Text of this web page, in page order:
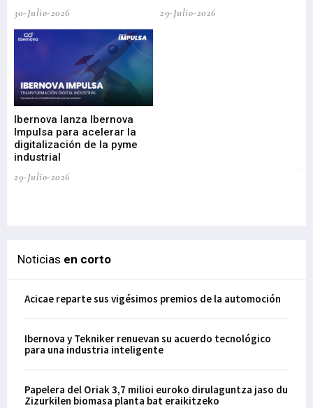
30-Julio-2026
29-Julio-2026
Ibernova lanza Ibernova
Impulsa para acelerar la
digitalización de la pyme
industrial
29-Julio-2026
Noticias en corto
Acicae reparte sus vigésimos premios de la automoción
Ibernova y Tekniker renuevan su acuerdo tecnológico
para una industria inteligente
Papelera del Oriak 3,7 milioi euroko dirulaguntza jaso du
Zizurkilen biomasa planta bat eraikitzeko